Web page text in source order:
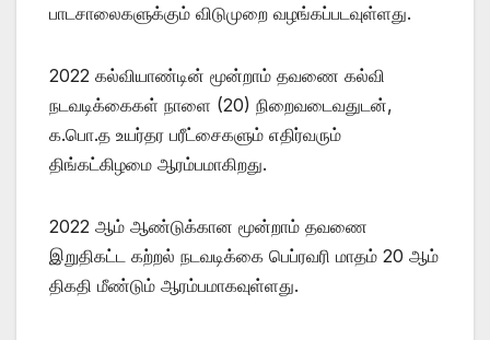
பாடசாலைகளுக்கும் விடுமுறை வழங்கப்படவுள்ளது.
2022 கல்வியாண்டின் மூன்றாம் தவணை கல்வி
நடவடிக்கைகள் நாளை (20) நிறைவடைவதுடன்,
க.பொ.த உயர்தர பரீட்சைகளும் எதிர்வரும்
திங்கட்கிழமை ஆரம்பமாகிறது.
2022 ஆம் ஆண்டுக்கான மூன்றாம் தவணை
இறுதிகட்ட கற்றல் நடவடிக்கை பெப்ரவரி மாதம் 20 ஆம்
திகதி மீண்டும் ஆரம்பமாகவுள்ளது.